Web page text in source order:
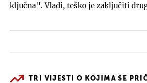
ključna''. Vladi, teško je zaključiti
TRI VIJESTI O KOJIMA SE